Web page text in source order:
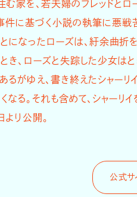
む家を、若夫婦のフレッドと
に基づく小説の執筆に悪戦
になったローズは、紆余曲折
とき、ローズと失踪した少女は
るがゆえ、書き終えたシャー
なる。それも含めて、シャー
より公開。
公式サ